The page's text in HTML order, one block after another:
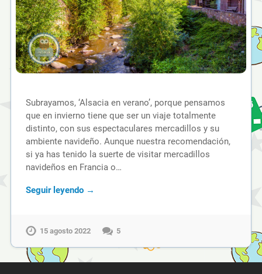
Subrayamos, ‘Alsacia en verano’, porque pensamos
que en invierno tiene que ser un viaje totalmente
distinto, con sus espectaculares mercadillos y su
ambiente navideño. Aunque nuestra recomendación,
si ya has tenido la suerte de visitar mercadillos
navideños en Francia o…
Seguir leyendo →
15 agosto 2022 5